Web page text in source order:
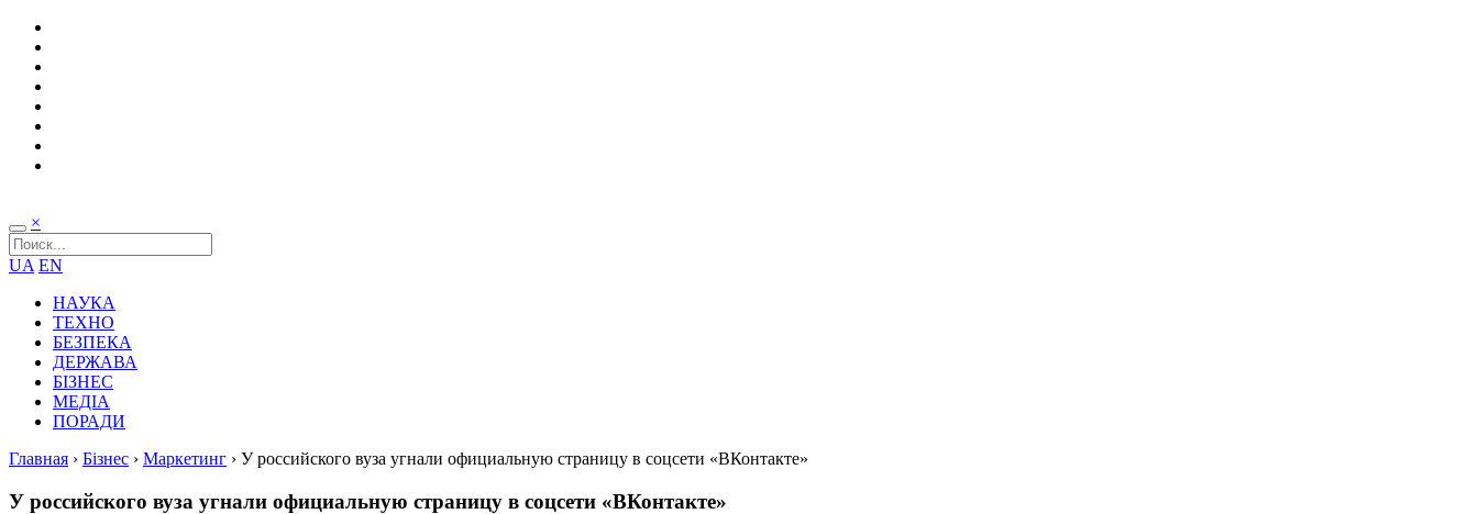
×
UA EN
НАУКА
ТЕХНО
БЕЗПЕКА
ДЕРЖАВА
БІЗНЕС
МЕДІА
ПОРАДИ
Главная › Бізнес › Маркетинг › У российского вуза угнали официальную страницу в соцсети «ВКонтакте»
У российского вуза угнали официальную страницу в соцсети «ВКонтакте»